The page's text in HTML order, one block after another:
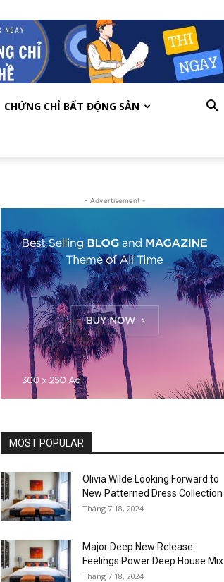
CHỨNG CHỈ BẤT ĐỘNG SẢN
- Advertisement -
MOST POPULAR
Olivia Wilde Looking Forward to
New Patterned Dress Collection
Tháng 7 18, 2024
Major Deep New Release:
Feelings Power Deep House Mix
Tháng 7 18, 2024